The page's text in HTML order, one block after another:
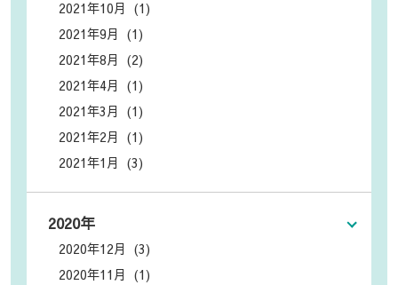
2021年10月 (1)
2021年9月 (1)
2021年8月 (2)
2021年4月 (1)
2021年3月 (1)
2021年2月 (1)
2021年1月 (3)
2020年
2020年12月 (3)
2020年11月 (1)